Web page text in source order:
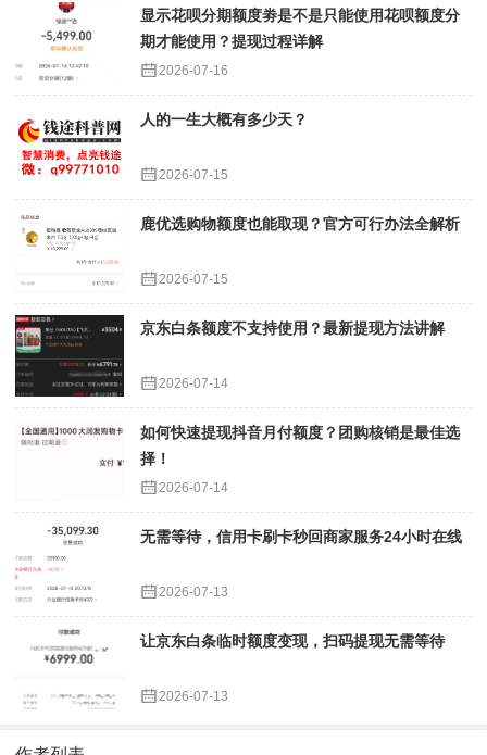
显示花呗分期额度劵是不是只能使用花呗额度分
期才能使用？提现过程详解
2026-07-16
人的一生大概有多少天？
2026-07-15
鹿优选购物额度也能取现？官方可行办法全解析
2026-07-15
京东白条额度不支持使用？最新提现方法讲解
2026-07-14
如何快速提现抖音月付额度？团购核销是最佳选
择！
2026-07-14
无需等待，信用卡刷卡秒回商家服务24小时在线
2026-07-13
让京东白条临时额度变现，扫码提现无需等待
2026-07-13